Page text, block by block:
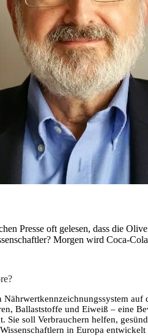
Presse oft gelesen, dass die
Morgen wird Coca-
Nährwertkennzeichnungssystem auf
Ballaststoffe und Eiweiß – eine
Sie soll Verbrauchern helfen,
in Europa